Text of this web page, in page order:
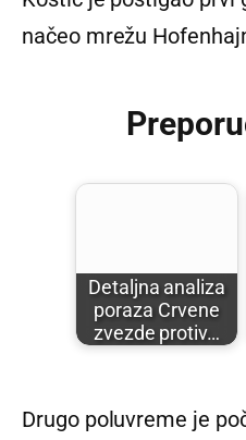
načeo mrežu
Detaljna analiza
poraza Crvene
zvezde protiv…
Drugo poluvreme je